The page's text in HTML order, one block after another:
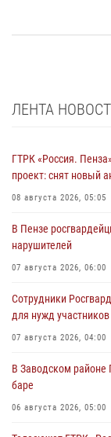
ЛЕНТА
ГТРК «Россия.
проект: снят новый
08 августа 2026, 05:05
В Пензе
нарушителей
07 августа 2026, 06:00
Сотрудники
для нужд
07 августа 2026, 04:00
В Заводском
баре
06 августа 2026, 05:00